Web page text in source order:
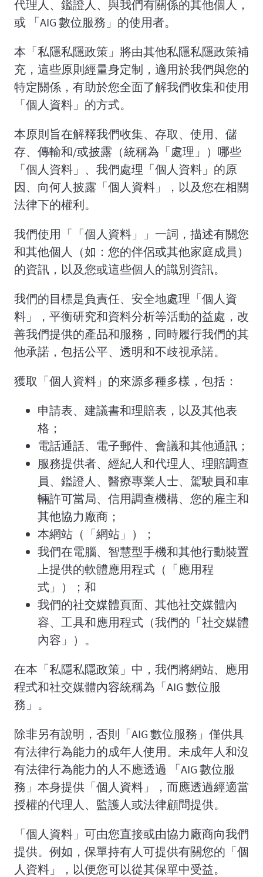
代理人、鑑證人、與我們有關係的其他個人，
或 「AIG 數位服務」的使用者。
本「私隱私隱政策」將由其他私隱私隱政策補
充，這些原則經量身定制，適用於我們與您的
特定關係，有助於您全面了解我們收集和使用
「個人資料」的方式。
本原則旨在解釋我們收集、存取、使用、儲
存、傳輸和/或披露（統稱為「處理」）哪些
「個人資料」、我們處理「個人資料」的原
因、向何人披露「個人資料」，以及您在相關
法律下的權利。
我們使用「「個人資料」」一詞，描述有關您
和其他個人（如：您的伴侶或其他家庭成員）
的資訊，以及您或這些個人的識別資訊。
我們的目標是負責任、安全地處理「個人資
料」，平衡研究和資料分析等活動的益處，改
善我們提供的產品和服務，同時履行我們的其
他承諾，包括公平、透明和不歧視承諾。
獲取「個人資料」的來源多種多樣，包括：
申請表、建議書和理賠表，以及其他表
格；
電話通話、電子郵件、會議和其他通訊；
服務提供者、經紀人和代理人、理賠調查
員、鑑證人、醫療專業人士、駕駛員和車
輛許可當局、信用調查機構、您的雇主和
其他協力廠商；
本網站（「網站」）；
我們在電腦、智慧型手機和其他行動裝置
上提供的軟體應用程式（「應用程
式」）；和
我們的社交媒體頁面、其他社交媒體內
容、工具和應用程式（我們的「社交媒體
內容」）。
在本「私隱私隱政策」中，我們將網站、應用
程式和社交媒體內容統稱為「AIG 數位服
務」。
除非另有說明，否則「AIG 數位服務」僅供具
有法律行為能力的成年人使用。未成年人和沒
有法律行為能力的人不應透過 「AIG 數位服
務」本身提供「個人資料」，而應透過經適當
授權的代理人、監護人或法律顧問提供。
「個人資料」可由您直接或由協力廠商向我們
提供。例如，保單持有人可提供有關您的「個
人資料」，以便您可以從其保單中受益。